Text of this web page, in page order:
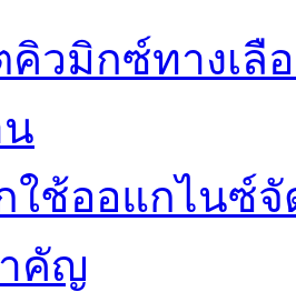
วมิกซ์ทางเลื
ใช้ออแกไนซ์
คัญ